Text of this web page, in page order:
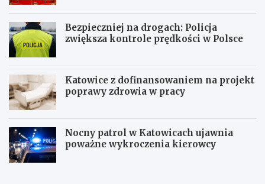
Bezpieczniej na drogach: Policja
zwiększa kontrole prędkości w Polsce
Katowice z dofinansowaniem na projekt
poprawy zdrowia w pracy
Nocny patrol w Katowicach ujawnia
poważne wykroczenia kierowcy
Z
B